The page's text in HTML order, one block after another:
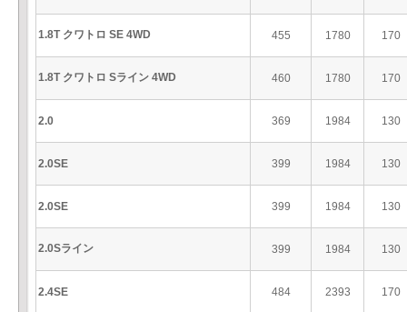
1.8T クワトロ SE 4WD 455 1780 170
1.8T クワトロ Sライン 4WD 460 1780 170
2.0 369 1984 130
2.0SE 399 1984 130
2.0SE 399 1984 130
2.0Sライン 399 1984 130
2.4SE 484 2393 170